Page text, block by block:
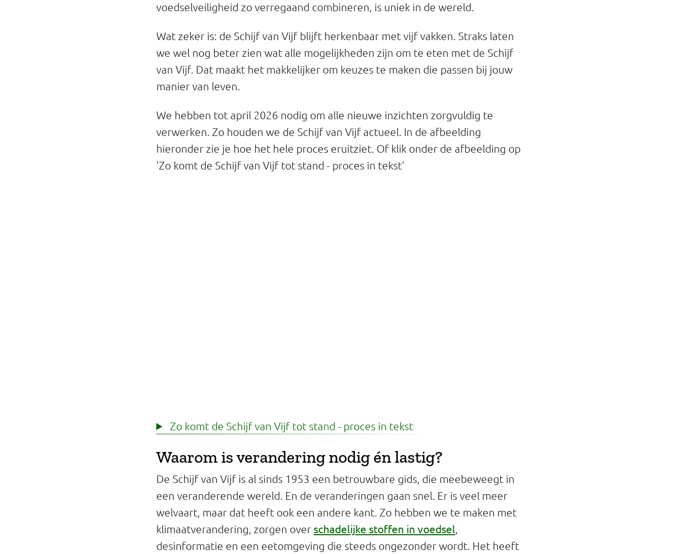
voedselveiligheid zo verregaand combineren, is uniek in de wereld.
Wat zeker is: de Schijf van Vijf blijft herkenbaar met vijf vakken. Straks laten
we wel nog beter zien wat alle mogelijkheden zijn om te eten met de Schijf
van Vijf. Dat maakt het makkelijker om keuzes te maken die passen bij jouw
manier van leven.
We hebben tot april 2026 nodig om alle nieuwe inzichten zorgvuldig te
verwerken. Zo houden we de Schijf van Vijf actueel. In de afbeelding
hieronder zie je hoe het hele proces eruitziet. Of klik onder de afbeelding op
'Zo komt de Schijf van Vijf tot stand - proces in tekst'
Zo komt de Schijf van Vijf tot stand - proces in tekst
Waarom is verandering nodig én lastig?
De Schijf van Vijf is al sinds 1953 een betrouwbare gids, die meebeweegt in
een veranderende wereld. En de veranderingen gaan snel. Er is veel meer
welvaart, maar dat heeft ook een andere kant. Zo hebben we te maken met
klimaatverandering, zorgen over schadelijke stoffen in voedsel
desinformatie en een eetomgeving die steeds ongezonder wordt. Het heeft